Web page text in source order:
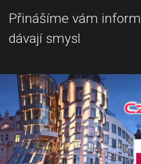
Přinášíme vám
dávají smysl